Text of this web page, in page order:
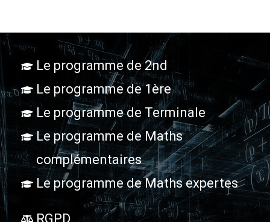
Le programme de 2nd
Le programme de 1ère
Le programme de Terminale
Le programme de Maths
complémentaires
Le programme de Maths expertes
RGPD